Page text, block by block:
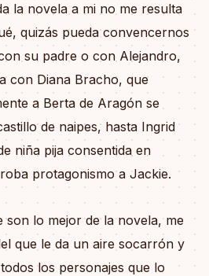
la novela a mi no me resulta
quizás pueda convencernos
su padre o con Alejandro,
con Diana Bracho, que
a Berta de Aragón se
de naipes, hasta Ingrid
niña pija consentida en
protagonismo a Jackie.
son lo mejor de la novela, me
que le da un aire socarrón y
los personajes que lo